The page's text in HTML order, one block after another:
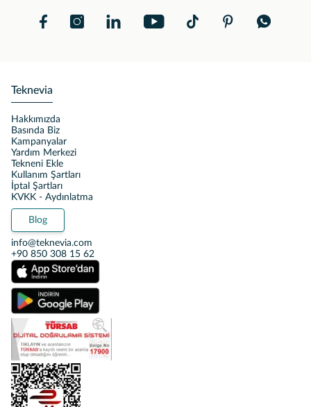
Teknevia
Hakkımızda
Basında Biz
Kampanyalar
Yardım Merkezi
Tekneni Ekle
Kullanım Şartları
İptal Şartları
KVKK - Aydınlatma
Blog
info@teknevia.com
+90 850 308 15 62